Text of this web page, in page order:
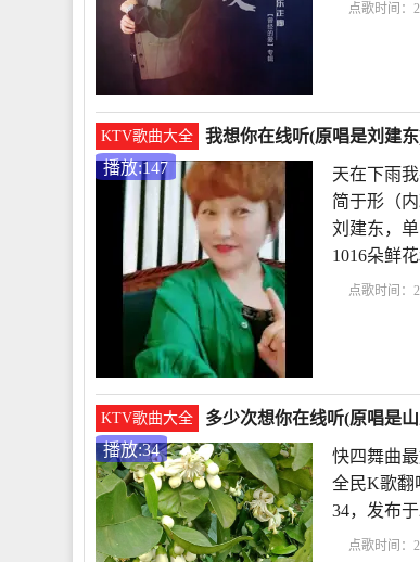
点歌时间：
KTV歌曲大全
我想你在线听(原唱是刘建
播放:147
天在下雨
简于形（
刘建东，
1016朵鲜
点歌时间：
KTV歌曲大全
多少次想你在线听(原唱是
播放:34
快四舞曲
全民K歌翻
34，发布
点歌时间：